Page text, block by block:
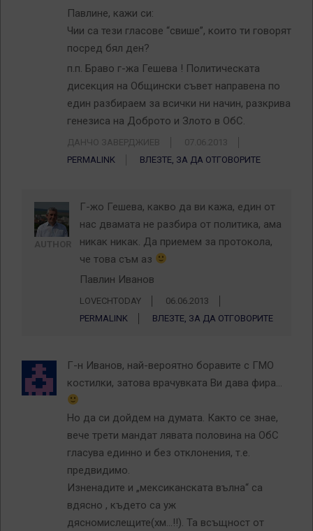
Павлине, кажи си:
Чии са тези гласове “свише”, които ти говорят
посред бял ден?
п.п. Браво г-жа Гешева ! Политическата
дисекция на Общински съвет направена по
един разбираем за всички ни начин, разкрива
генезиса на Доброто и Злото в ОбС.
ДАНЧО ЗАВЕРДЖИЕВ
07.06.2013
PERMALINK
ВЛЕЗТЕ, ЗА ДА ОТГОВОРИТЕ
Г-жо Гешева, какво да ви кажа, един от
нас двамата не разбира от политика, ама
никак никак. Да приемем за протокола,
че това съм аз
Павлин Иванов
LOVECHTODAY
06.06.2013
PERMALINK
ВЛЕЗТЕ, ЗА ДА ОТГОВОРИТЕ
Г-н Иванов, най-вероятно боравите с ГМО
костилки, затова врачувката Ви дава фира…
Но да си дойдем на думата. Както се знае,
вече трети мандат лявата половина на ОбС
гласува единно и без отклонения, т.е.
предвидимо.
Изненадите и „мексиканската вълна“ са
вдясно , където са уж
дясномислещите(хм…!!). Та всъщност от